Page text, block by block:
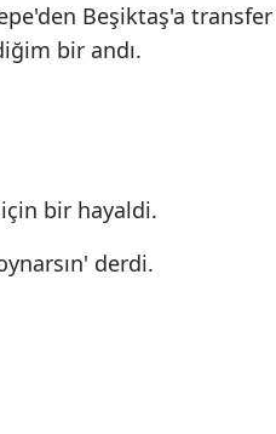
Beşiktaş'a transfer
bir andı.
bir hayaldi.
derdi.